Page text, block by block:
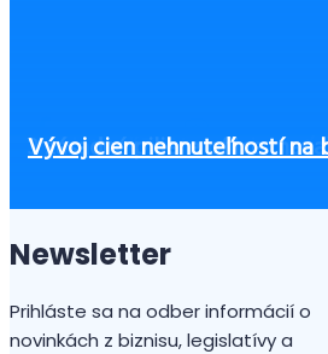
Ako začať podnikať bez
Čo zvážiť pri výbere výbavy
Zamestnanci na home office
Neplatiteľ DPH a povinnosť
3 zásadné piliere office
Vývoj cien nehnuteľností na
Newsletter
Prihláste sa na odber informácií o
novinkách z biznisu, legislatívy a